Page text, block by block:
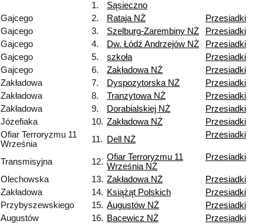
1.
Sąsieczno
Gajcego
2. Rataja NŻ
Przesiadki
Gajcego
3. Szelburg-Zarembiny NŻ
Przesiadki
Gajcego
4. Dw. Łódź Andrzejów NŻ
Przesiadki
Gajcego
5. szkoła
Przesiadki
Gajcego
6. Zakładowa NŻ
Przesiadki
Zakładowa
7. Dyspozytorska NŻ
Przesiadki
Zakładowa
8. Tranzytowa NŻ
Przesiadki
Zakładowa
9. Dorabialskiej NŻ
Przesiadki
Józefiaka
10. Zakładowa NŻ
Przesiadki
Ofiar Terroryzmu 11
Września
11. Dell NŻ Przesiadki
Transmisyjna 12. Ofiar Terroryzmu 11
Września NŻ
Przesiadki
Olechowska 13. Zakładowa NŻ
Przesiadki
Zakładowa
14. Książąt Polskich
Przesiadki
Przybyszewskiego
15. Augustów NŻ
Przesiadki
Augustów
16. Bacewicz NŻ
Przesiadki